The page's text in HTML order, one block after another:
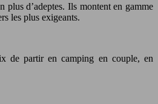
plus d’adeptes. Ils montent en gamme
les plus exigeants.
de partir en camping en couple, en